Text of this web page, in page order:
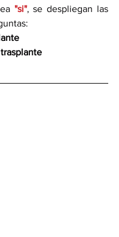
"si", se despliegan las